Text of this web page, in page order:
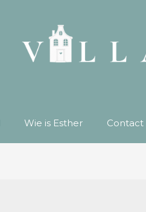
Wie is Esther Contact